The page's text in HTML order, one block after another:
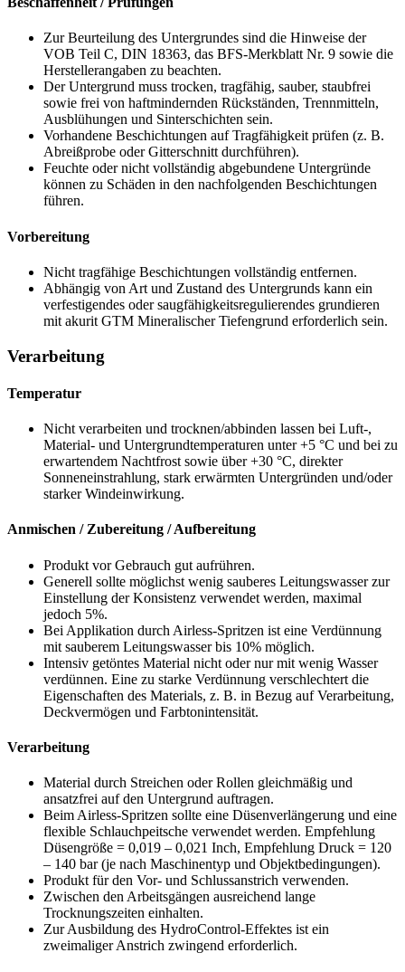
Zur Beurteilung des Untergrundes sind die Hinweise der
VOB Teil C, DIN 18363, das BFS-Merkblatt Nr. 9 sowie die
Herstellerangaben zu beachten.
Der Untergrund muss trocken, tragfähig, sauber, staubfrei
sowie frei von haftmindernden Rückständen, Trennmitteln,
Ausblühungen und Sinterschichten sein.
Vorhandene Beschichtungen auf Tragfähigkeit prüfen (z. B.
Abreißprobe oder Gitterschnitt durchführen).
Feuchte oder nicht vollständig abgebundene Untergründe
können zu Schäden in den nachfolgenden Beschichtungen
führen.
Vorbereitung
Nicht tragfähige Beschichtungen vollständig entfernen.
Abhängig von Art und Zustand des Untergrunds kann ein
verfestigendes oder saugfähigkeitsregulierendes grundieren
mit akurit GTM Mineralischer Tiefengrund erforderlich sein.
Verarbeitung
Temperatur
Nicht verarbeiten und trocknen/abbinden lassen bei Luft-,
Material- und Untergrundtemperaturen unter +5 °C und bei zu
erwartendem Nachtfrost sowie über +30 °C, direkter
Sonneneinstrahlung, stark erwärmten Untergründen und/oder
starker Windeinwirkung.
Anmischen / Zubereitung / Aufbereitung
Produkt vor Gebrauch gut aufrühren.
Generell sollte möglichst wenig sauberes Leitungswasser zur
Einstellung der Konsistenz verwendet werden, maximal
jedoch 5%.
Bei Applikation durch Airless-Spritzen ist eine Verdünnung
mit sauberem Leitungswasser bis 10% möglich.
Intensiv getöntes Material nicht oder nur mit wenig Wasser
verdünnen. Eine zu starke Verdünnung verschlechtert die
Eigenschaften des Materials, z. B. in Bezug auf Verarbeitung,
Deckvermögen und Farbtonintensität.
Verarbeitung
Material durch Streichen oder Rollen gleichmäßig und
ansatzfrei auf den Untergrund auftragen.
Beim Airless-Spritzen sollte eine Düsenverlängerung und eine
flexible Schlauchpeitsche verwendet werden. Empfehlung
Düsengröße = 0,019 – 0,021 Inch, Empfehlung Druck = 120
– 140 bar (je nach Maschinentyp und Objektbedingungen).
Produkt für den Vor- und Schlussanstrich verwenden.
Zwischen den Arbeitsgängen ausreichend lange
Trocknungszeiten einhalten.
Zur Ausbildung des HydroControl-Effektes ist ein
zweimaliger Anstrich zwingend erforderlich.